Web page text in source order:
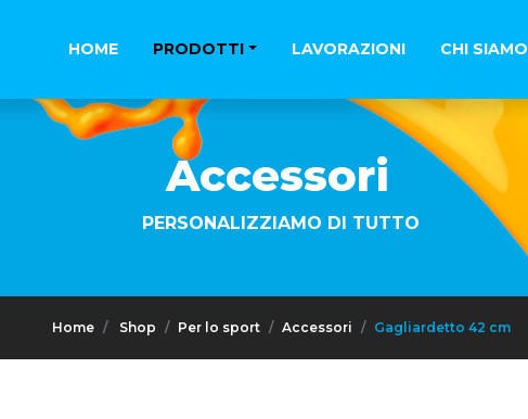
HOME PRODOTTI LAVORAZIONI CHI SIAMO
Accessori
PERSONALIZZIAMO DI TUTTO
Home Shop Per lo sport Accessori Gagliardetto 42 cm